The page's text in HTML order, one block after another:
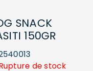
SNACK
150GR
de stock